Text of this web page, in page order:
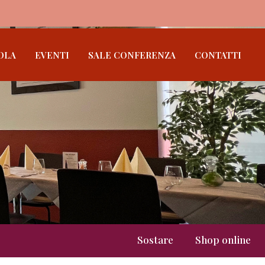
EVENTI SALE CONFERENZA CONTATTI
Sostare Shop online